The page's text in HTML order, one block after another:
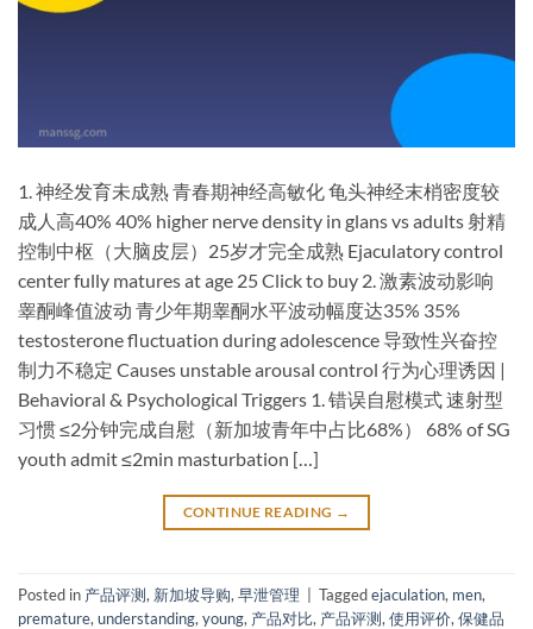
​1. 神经发育未成熟​ ​青春期神经高敏化​ 龟头神经末梢密度较
成人高40% 40% higher nerve density in glans vs adults 射精
控制中枢（大脑皮层）25岁才完全成熟 Ejaculatory control
center fully matures at age 25 Click to buy ​2. 激素波动影响​ ​
睾酮峰值波动​ 青少年期睾酮水平波动幅度达35% 35%
testosterone fluctuation during adolescence 导致性兴奋控
制力不稳定 Causes unstable arousal control ​行为心理诱因 |
Behavioral & Psychological Triggers​ ​1. 错误自慰模式​ ​速射型
习惯​ ≤2分钟完成自慰（新加坡青年中占比68%） 68% of SG
youth admit ≤2min masturbation […]
CONTINUE READING →
Posted in 产品评测, 新加坡导购, 早泄管理 Taggedejaculation, men,
premature, understanding, young, 产品对比, 产品评测, 使用评价, 保健品